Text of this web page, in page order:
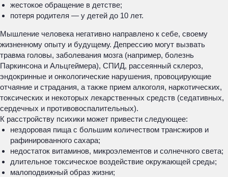
жестокое обращение в детстве;
потеря родителя — у детей до 10 лет.
Мышление человека негативно направлено к себе, своему
жизненному опыту и будущему. Депрессию могут вызвать
травма головы, заболевания мозга (например, болезнь
Паркинсона и Альцгеймера), СПИД, рассеянный склероз,
эндокринные и онкологические нарушения, провоцирующие
отчаяние и страдания, а также прием алкоголя, наркотических,
токсических и некоторых лекарственных средств (седативных,
сердечных и противовоспалительных).
К расстройству психики может привести следующее:
нездоровая пища с большим количеством трансжиров и
рафинированного сахара;
недостаток витаминов, микроэлементов и солнечного света;
длительное токсическое воздействие окружающей среды;
малоподвижный образ жизни;